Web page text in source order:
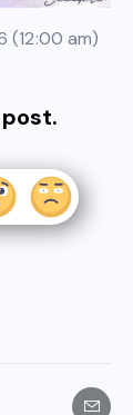
(12:00 am)